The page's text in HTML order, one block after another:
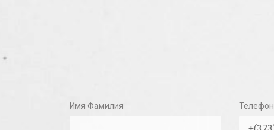
Имя Фамилия Телефон